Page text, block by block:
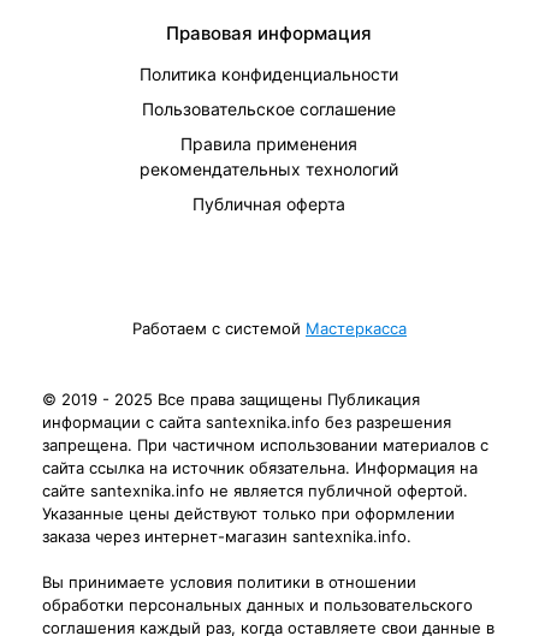
Правовая информация
Политика конфиденциальности
Пользовательское соглашение
Правила применения
рекомендательных технологий
Публичная оферта
Работаем с системой Мастеркасса
© 2019 - 2025 Все права защищены Публикация
информации с сайта santexnika.info без разрешения
запрещена. При частичном использовании материалов с
сайта ссылка на источник обязательна. Информация на
сайте santexnika.info не является публичной офертой.
Указанные цены действуют только при оформлении
заказа через интернет-магазин santexnika.info.
Вы принимаете условия политики в отношении
обработки персональных данных и пользовательского
соглашения каждый раз, когда оставляете свои данные в